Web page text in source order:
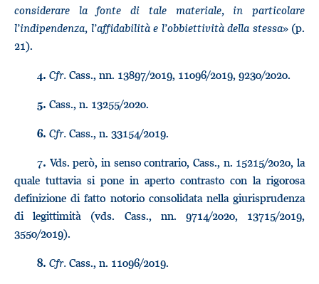
considerare la fonte di tale materiale, in particolare
l’indipendenza, l’affidabilità e l’obbiettività della stessa» (p.
21).
4. Cfr. Cass., nn. 13897/2019, 11096/2019, 9230/2020.
5. Cass., n. 13255/2020.
6. Cfr. Cass., n. 33154/2019.
7. Vds. però, in senso contrario, Cass., n. 15215/2020, la
quale tuttavia si pone in aperto contrasto con la rigorosa
definizione di fatto notorio consolidata nella giurisprudenza
di legittimità (vds. Cass., nn. 9714/2020, 13715/2019,
3550/2019).
8. Cfr. Cass., n. 11096/2019.